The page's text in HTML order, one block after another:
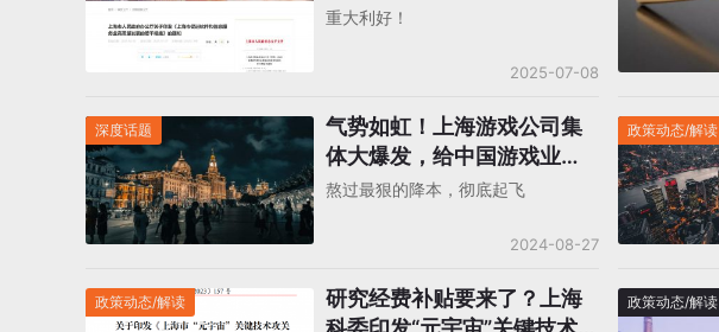
国产游戏”
重大利好！
2025-07-08
深度话题
气势如虹！上海游戏公司集
体大爆发，给中国游戏业重
塑自信
熬过最狠的降本，彻底起飞
2024-08-27
政策动态/解读
政策动态/解读
研究经费补贴要来了？上海
政策动态/解读